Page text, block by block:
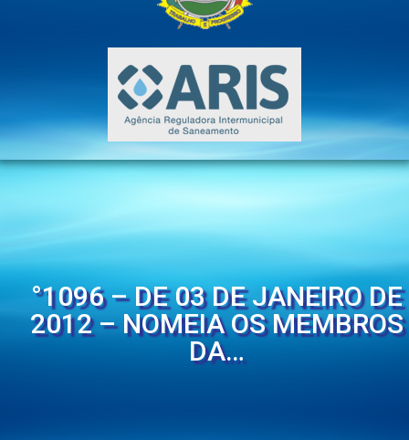
°1096 – DE 03 DE JANEIRO DE
2012 – NOMEIA OS MEMBROS
DA…